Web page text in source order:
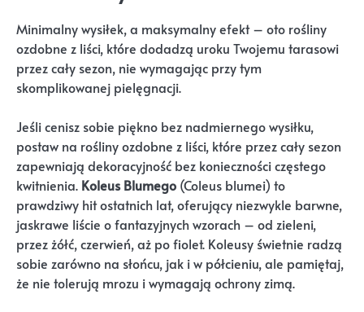
Minimalny wysiłek, a maksymalny efekt – oto rośliny
ozdobne z liści, które dodadzą uroku Twojemu tarasowi
przez cały sezon, nie wymagając przy tym
skomplikowanej pielęgnacji.
Jeśli cenisz sobie piękno bez nadmiernego wysiłku,
postaw na rośliny ozdobne z liści, które przez cały sezon
zapewniają dekoracyjność bez konieczności częstego
kwitnienia. Koleus Blumego (Coleus blumei) to
prawdziwy hit ostatnich lat, oferujący niezwykle barwne,
jaskrawe liście o fantazyjnych wzorach – od zieleni,
przez żółć, czerwień, aż po fiolet. Koleusy świetnie radzą
sobie zarówno na słońcu, jak i w półcieniu, ale pamiętaj,
że nie tolerują mrozu i wymagają ochrony zimą.